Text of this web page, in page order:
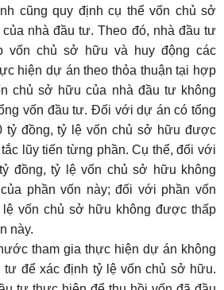
cũng quy định cụ thể vốn chủ sở
nhà đầu tư. Theo đó, nhà đầu tư
vốn chủ sở hữu và huy động các
hiện dự án theo thỏa thuận tại hợp
chủ sở hữu của nhà đầu tư không
vốn đầu tư. Đối với dự án có tổng
tỷ đồng, tỷ lệ vốn chủ sở hữu được
lũy tiến từng phần. Cụ thể, đối với
đồng, tỷ lệ vốn chủ sở hữu không
phần vốn này; đối với phần vốn
lệ vốn chủ sở hữu không được thấp
này.
tham gia thực hiện dự án không
tư để xác định tỷ lệ vốn chủ sở hữu.